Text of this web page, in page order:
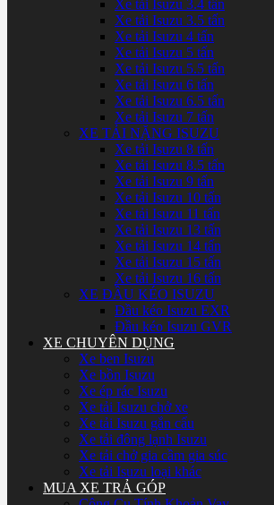
Xe tải Isuzu 3.4 tấn
Xe tải Isuzu 3.5 tấn
Xe tải Isuzu 4 tấn
Xe tải Isuzu 5 tấn
Xe tải Isuzu 5.5 tấn
Xe tải Isuzu 6 tấn
Xe tải Isuzu 6.5 tấn
Xe tải Isuzu 7 tấn
XE TẢI NẶNG ISUZU
Xe tải Isuzu 8 tấn
Xe tải Isuzu 8.5 tấn
Xe tải Isuzu 9 tấn
Xe tải Isuzu 10 tấn
Xe tải Isuzu 11 tấn
Xe tải Isuzu 13 tấn
Xe tải Isuzu 14 tấn
Xe tải Isuzu 15 tấn
Xe tải Isuzu 16 tấn
XE ĐẦU KÉO ISUZU
Đầu kéo Isuzu EXR
Đầu kéo Isuzu GVR
XE CHUYÊN DỤNG
Xe ben Isuzu
Xe bồn Isuzu
Xe ép rác Isuzu
Xe tải Isuzu chở xe
Xe tải Isuzu gắn cẩu
Xe tải đông lạnh Isuzu
Xe tải chở gia cầm gia súc
Xe tải Isuzu loại khác
MUA XE TRẢ GÓP